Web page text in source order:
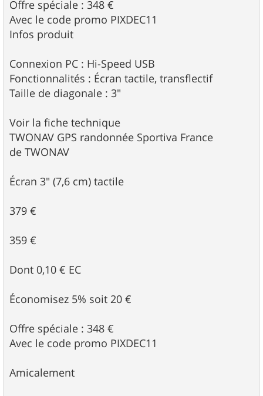
Offre spéciale : 348 €
Avec le code promo PIXDEC11
Infos produit
Connexion PC : Hi-Speed USB
Fonctionnalités : Écran tactile, transflectif
Taille de diagonale : 3"
Voir la fiche technique
TWONAV GPS randonnée Sportiva France
de TWONAV
Écran 3" (7,6 cm) tactile
379 €
359 €
Dont 0,10 € EC
Économisez 5% soit 20 €
Offre spéciale : 348 €
Avec le code promo PIXDEC11
Amicalement